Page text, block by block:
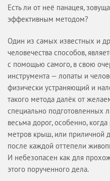
Вакансии
Вопрос-ответ
УСЛУГИ
ОБЪЕКТЫ
КАТАЛОГИ
МАГАЗИН
ОПЛАТА И ДОСТАВКА
КАЛЬКУЛЯТОР
КОНТАКТЫ
Есть ли от неё панацея,
эффективным методом?
Один из самых известных и
человечества способов,
с помощью самого, в свою
инструмента — лопаты и
физически устраняющий и
такого метода далёк от
специально подготовленных
весьма дорог, особенно,
метров крыш, или приличной
после каждой оттепели
И небезопасен как для
этого порученного дела.